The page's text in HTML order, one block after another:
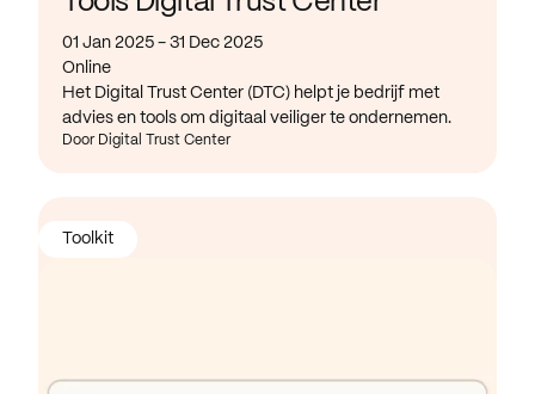
01 Jan 2025 - 31 Dec 2025
Online
Het Digital Trust Center (DTC) helpt je bedrijf met
advies en tools om digitaal veiliger te ondernemen.
Door Digital Trust Center
Toolkit